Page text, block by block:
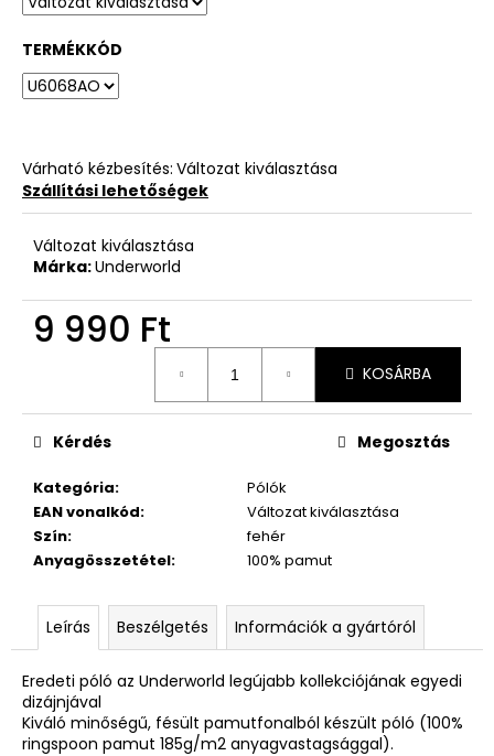
TERMÉKKÓD
Várható kézbesítés: Változat kiválasztása
Szállítási lehetőségek
Változat kiválasztása
Márka:Underworld
9 990 Ft
KOSÁRBA
Kategória:
Pólók
EAN vonalkód:
Változat kiválasztása
Szín:
fehér
Anyagösszetétel: 100% pamut
Kérdés Megosztás
Leírás Beszélgetés Információk a gyártóról
Eredeti póló az Underworld legújabb kollekciójának egyedi
dizájnjával
Kiváló minőségű, fésült pamutfonalból készült póló (100%
ringspoon pamut 185g/m2 anyagvastagsággal).